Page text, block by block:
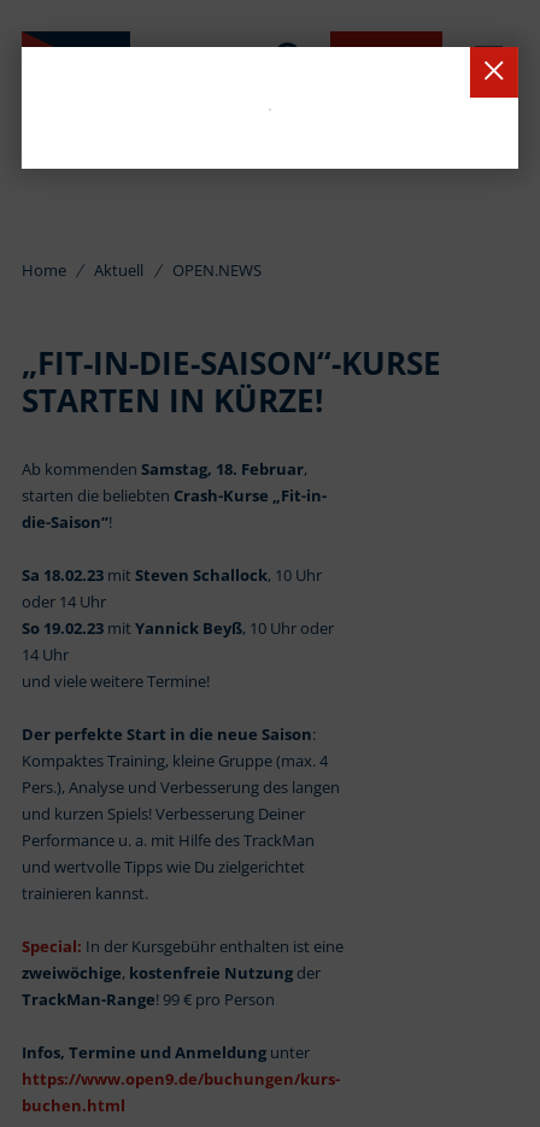
Home Aktuell OPEN.NEWS
„FIT-IN-DIE-SAISON“-KURSE
STARTEN IN KÜRZE!
Ab kommenden Samstag, 18. Februar,
starten die beliebten Crash-Kurse „Fit-in-
die-Saison“!
Sa 18.02.23mit Steven Schallock, 10 Uhr
oder 14 Uhr
So 19.02.23mit Yannick Beyß, 10 Uhr oder
14 Uhr
und viele weitere Termine!
Der perfekte Start in die neue Saison:
Kompaktes Training, kleine Gruppe (max. 4
Pers.), Analyse und Verbesserung des langen
und kurzen Spiels! Verbesserung Deiner
Performance u. a. mit Hilfe des TrackMan
und wertvolle Tipps wie Du zielgerichtet
trainieren kannst.
Special: In der Kursgebühr enthalten ist eine
zweiwöchige, kostenfreie Nutzungder
TrackMan-Range! 99 € pro Person
Infos, Termine und Anmeldungunter
https://www.open9.de/buchungen/kurs-
buchen.html